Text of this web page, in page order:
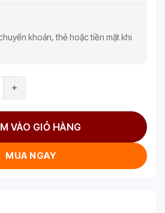
khoản, thẻ hoặc tiền mặt khi
VÀO GIỎ HÀNG
MUA NGAY